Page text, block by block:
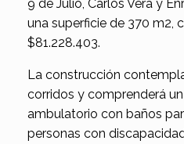
9 de Julio, Carlos Vera y
una superficie de 370 m2,
$81.228.403.
La construcción
corridos y comprenderá
ambulatorio con baños
personas con